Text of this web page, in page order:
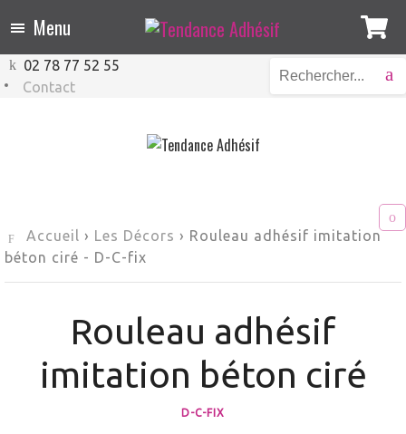
Menu
02 78 77 52 55
Contact
Accueil › Les Décors › Rouleau adhésif imitation
béton ciré - D-C-fix
Rouleau adhésif
imitation béton ciré
D-C-FIX